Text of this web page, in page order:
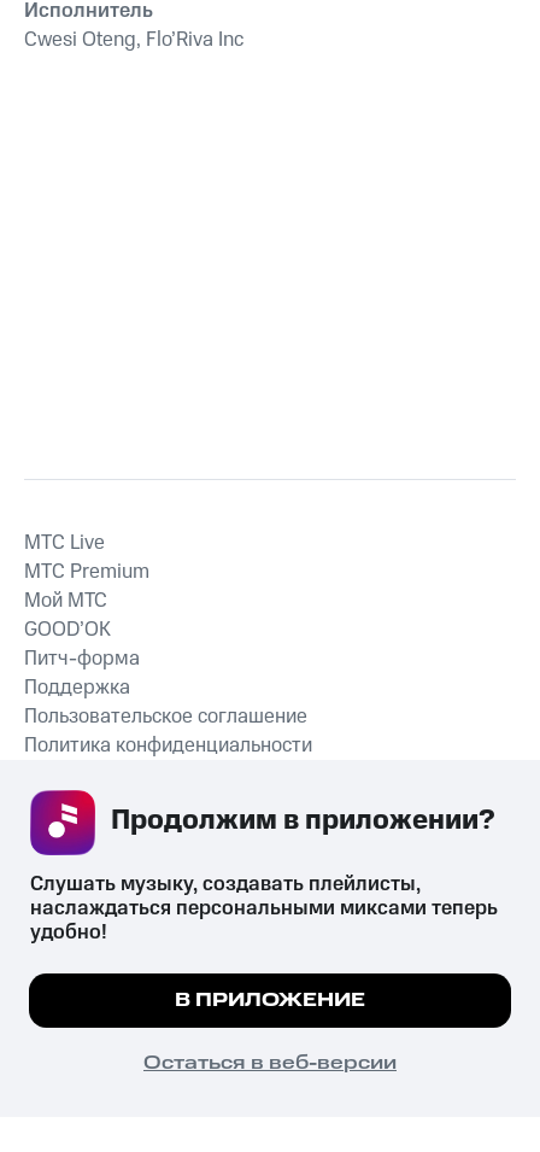
Исполнитель
Cwesi Oteng, Flo’Riva Inc
СКАЧАТЬ ПРИЛОЖЕНИЕ
MTС Live
MTС Premium
Мой МТС
GOOD’OK
Питч-форма
Поддержка
Пользовательское соглашение
Политика конфиденциальности
психотропных веществ, их аналогов причиняет вред здоровью,
их незаконный оборот запрещён и влечёт установленную
законодательством ответственность.
© 2026 ООО «КИОН».
Все права защищены
Мы используем куки, чтобы на сайте все
Подробнее
ПОНЯТНО
Слушать музыку, создавать плейлисты,
наслаждаться персональными миксами теперь
удобно!
В ПРИЛОЖЕНИЕ
Остаться в веб-версии